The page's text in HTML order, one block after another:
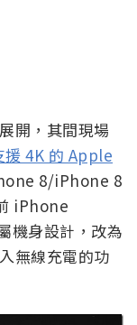
開，其間現場
援 4K 的 Apple
8/iPhone 8
iPhone
機身設計，改為
無線充電的功